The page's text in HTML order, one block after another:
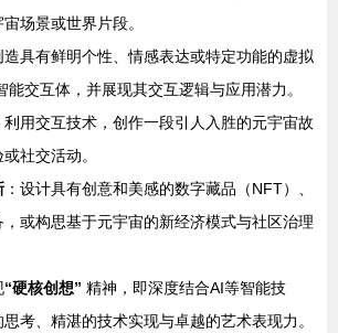
场景或世界片段。
造具有鲜明个性、情感表达或特定功能的虚拟
能交互体，并展现其交互逻辑与应用潜力。
利用交互技术，创作一段引人入胜的元宇宙故
社交活动。
：设计具有创意和美感的数字藏品（NFT）、
或构思基于元宇宙的新经济模式与社区治理
“硬核创想” 精神，即深度结合AI等智能技
考、精湛的技术实现与卓越的艺术表现力。